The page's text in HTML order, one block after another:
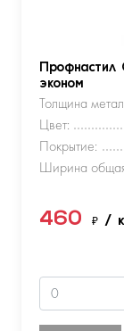
эконом
Толщина
Цвет:
Покрытие:
Ширина
460 ₽ /